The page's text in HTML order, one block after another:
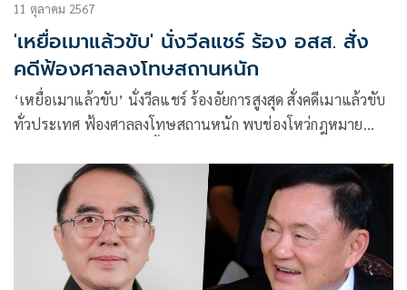
11 ตุลาคม 2567
'เหยื่อเมาแล้วขับ' นั่งวีลแชร์ ร้อง อสส. สั่ง
คดีฟ้องศาลลงโทษสถานหนัก
‘เหยื่อเมาแล้วขับ’ นั่งวีลแชร์ ร้องอัยการสูงสุด สั่งคดีเมาแล้วขับ
ทั่วประเทศ ฟ้องศาลลงโทษสถานหนัก พบช่องโหว่กฎหมาย